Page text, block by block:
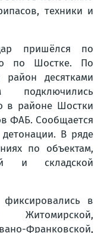
техники и
пришёлся по
по Шостке. По
десятками
подключились
в районе Шостки
ФАБ. Сообщается
В ряде
по объектам,
и складской
в
Житомирской,
Франковской,